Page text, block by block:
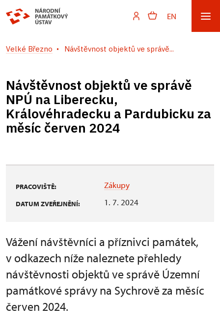
EN
Velké Březno Návštěvnost objektů ve správě...
Návštěvnost objektů ve správě
NPÚ na Liberecku,
Královéhradecku a Pardubicku za
měsíc červen 2024
PRACOVIŠTĚ: Zákupy
DATUM ZVEŘEJNĚNÍ: 1. 7. 2024
Vážení návštěvníci a příznivci památek,
v odkazech níže naleznete přehledy
návštěvnosti objektů ve správě Územní
památkové správy na Sychrově za měsíc
červen 2024.